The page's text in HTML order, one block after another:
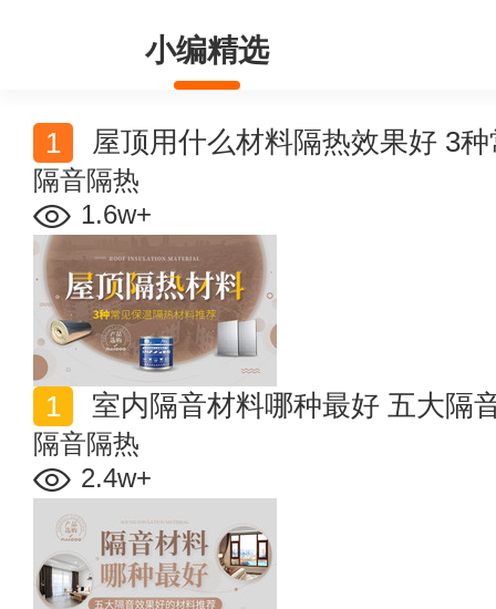
小编精选
屋顶用什么材料隔热效果好 3
隔音隔热
1.6w+
室内隔音材料哪种最好 五大隔
隔音隔热
2.4w+